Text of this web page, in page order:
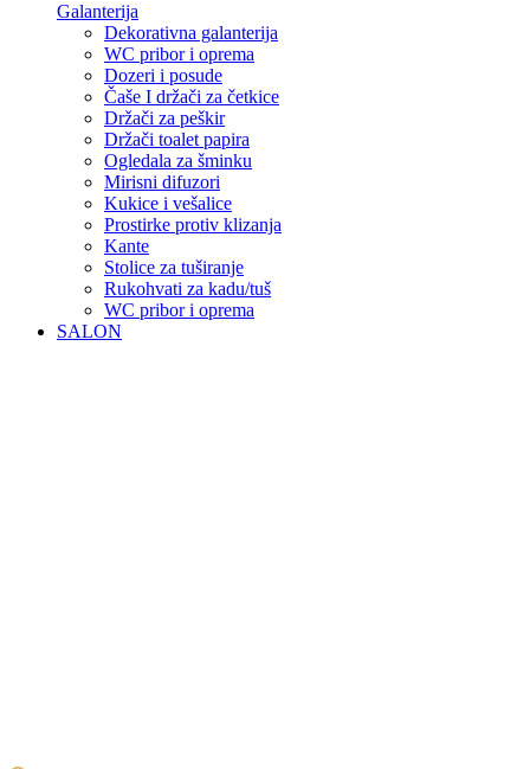
Galanterija
Dekorativna galanterija
WC pribor i oprema
Dozeri i posude
Čaše I držači za četkice
Držači za peškir
Držači toalet papira
Ogledala za šminku
Mirisni difuzori
Kukice i vešalice
Prostirke protiv klizanja
Kante
Stolice za tuširanje
Rukohvati za kadu/tuš
WC pribor i oprema
SALON